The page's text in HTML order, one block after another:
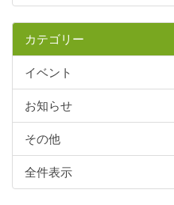
カテゴリー
イベント
お知らせ
その他
全件表示